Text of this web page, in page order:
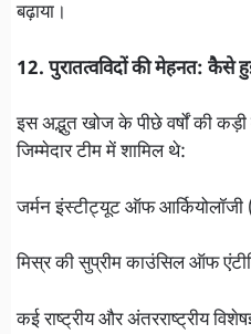
बढ़ाया।
12. पुरातत्वविदों की मेहनत: कैसे
इस अद्भुत खोज के पीछे वर्षों की
जिम्मेदार टीम में शामिल थे:
जर्मन इंस्टीट्यूट ऑफ आर्कियोलॉजी
मिस्र की सुप्रीम काउंसिल ऑफ
कई राष्ट्रीय और अंतरराष्ट्रीय